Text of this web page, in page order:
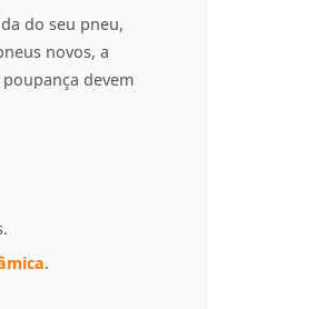
do seu pneu,
novos, a
devem
.